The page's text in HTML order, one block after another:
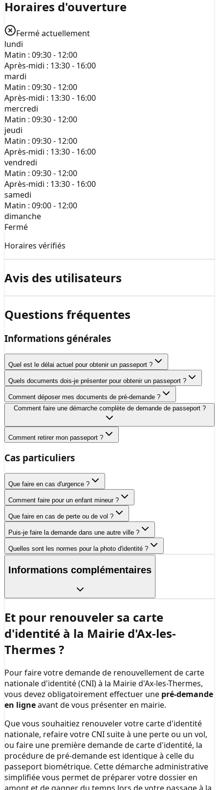
Horaires d'ouverture
Fermé actuellement
lundi
Matin : 09:30 - 12:00
Après-midi : 13:30 - 16:00
mardi
Matin : 09:30 - 12:00
Après-midi : 13:30 - 16:00
mercredi
Matin : 09:30 - 12:00
jeudi
Matin : 09:30 - 12:00
Après-midi : 13:30 - 16:00
vendredi
Matin : 09:30 - 12:00
Après-midi : 13:30 - 16:00
samedi
Matin : 09:00 - 12:00
dimanche
Fermé
Horaires vérifiés
Avis des utilisateurs
Questions fréquentes
Informations générales
Quel est le délai actuel pour obtenir un passeport ?
Quels documents dois-je présenter pour obtenir un passeport ?
Comment déposer mes documents de pré-demande ?
Comment faire une démarche complète de demande de passeport ?
Comment retirer mon passeport ?
Cas particuliers
Que faire en cas d'urgence ?
Comment faire pour un enfant mineur ?
Que faire en cas de perte ou de vol ?
Puis-je faire la demande dans une autre ville ?
Quelles sont les normes pour la photo d'identité ?
Informations complémentaires
Et pour renouveler sa carte
d'identité à la Mairie d'Ax-les-
Thermes ?
Pour faire votre demande de renouvellement de carte
nationale d'identité (CNI) à la Mairie d'Ax-les-Thermes,
vous devez obligatoirement effectuer une pré-demande
en ligneavant de vous présenter en mairie.
Que vous souhaitiez renouveler votre carte d'identité
nationale, refaire votre CNI suite à une perte ou un vol,
ou faire une première demande de carte d'identité, la
procédure de pré-demande est identique à celle du
passeport biométrique. Cette démarche administrative
simplifiée vous permet de préparer votre dossier en